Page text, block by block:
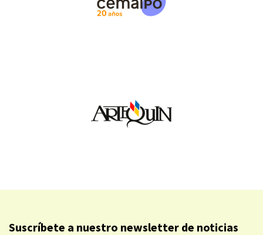
Suscríbete a nuestro newsletter de noticias